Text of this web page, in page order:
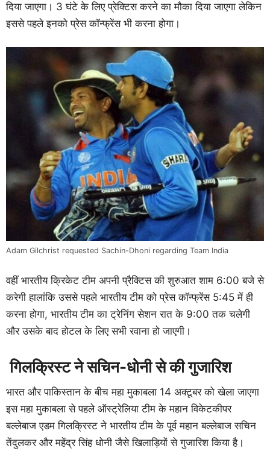
दिया जाएगा। 3 घंटे के लिए प्रेक्टिस करने का मौका दिया जाएगा लेकिन
इससे पहले इनको प्रेस कॉन्फ्रेंस भी करना होगा।
Adam Gilchrist requested Sachin-Dhoni regarding Team India
वहीं भारतीय क्रिकेट टीम अपनी प्रैक्टिस की शुरुआत शाम 6:00 बजे से
करेगी हालांकि उससे पहले भारतीय टीम को प्रेस कॉन्फ्रेंस 5:45 में ही
करना होगा, भारतीय टीम का ट्रेनिंग सेशन रात के 9:00 तक चलेगी
और उसके बाद होटल के लिए सभी रवाना हो जाएगी।
गिलक्रिस्ट ने सचिन-धोनी से की गुजारिश
भारत और पाकिस्तान के बीच महा मुकाबला 14 अक्टूबर को खेला जाएगा
इस महा मुकाबला से पहले ऑस्ट्रेलिया टीम के महान विकेटकीपर
बल्लेबाज एडम गिलक्रिस्ट ने भारतीय टीम के पूर्व महान बल्लेबाज सचिन
तेंदुलकर और महेंद्र सिंह धोनी जैसे खिलाड़ियों से गुजारिश किया है।